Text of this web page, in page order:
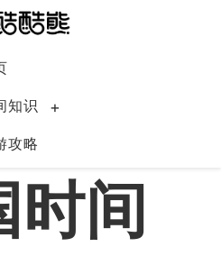
知识
攻略
中国
时间